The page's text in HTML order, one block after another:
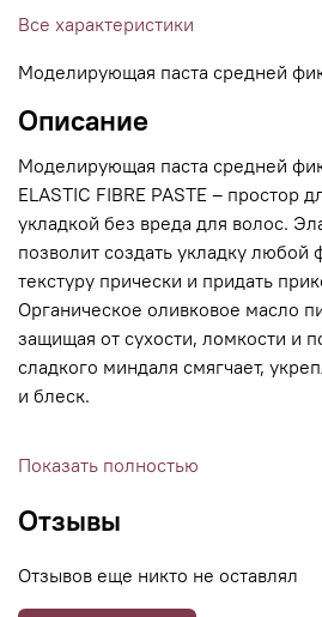
Все характеристики
Моделирующая паста средней
Описание
Моделирующая паста средней
ELASTIC FIBRE PASTE – простор
укладкой без вреда для волос.
позволит создать укладку
текстуру прически и придать
Органическое оливковое масло
защищая от сухости, ломкости и
сладкого миндаля смягчает,
и блеск.
Показать полностью
Отзывы
Отзывов еще никто не оставлял